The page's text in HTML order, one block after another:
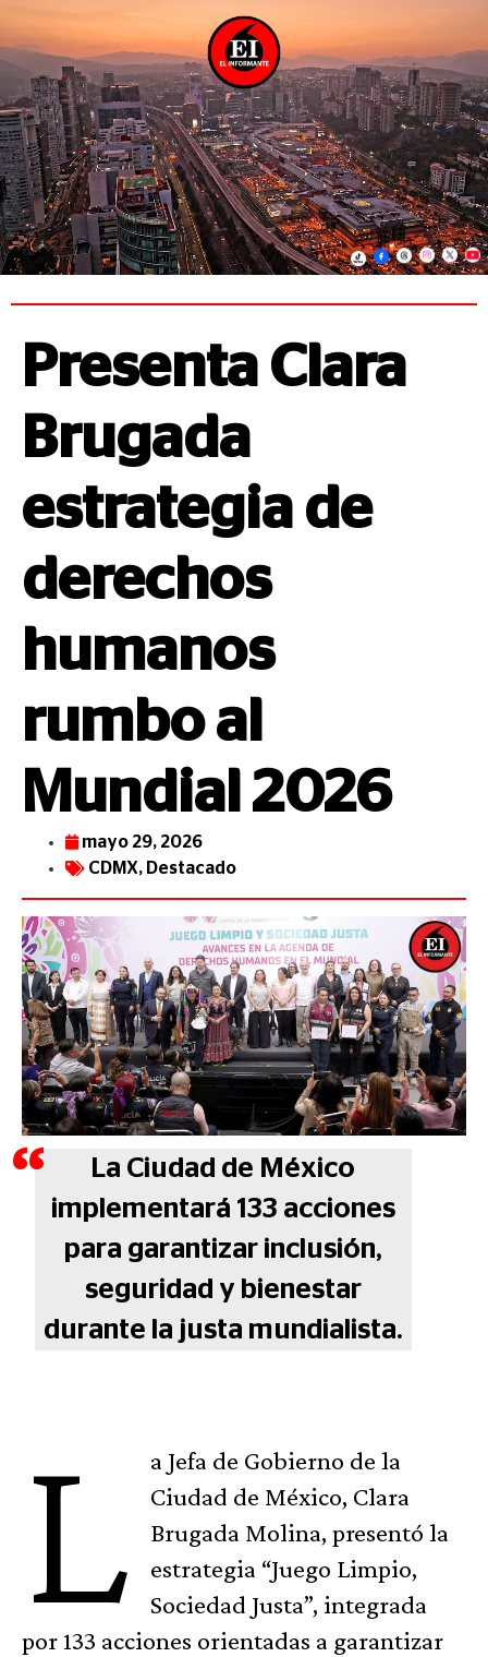
Presenta Clara
Brugada
estrategia de
derechos
humanos
rumbo al
Mundial 2026
mayo 29, 2026
CDMX, Destacado
La Ciudad de México
implementará 133 acciones
para garantizar inclusión,
seguridad y bienestar
durante la justa mundialista.
L
a Jefa de Gobierno de la
Ciudad de México, Clara
Brugada Molina, presentó la
estrategia “Juego Limpio,
Sociedad Justa”, integrada
por 133 acciones orientadas a garantizar